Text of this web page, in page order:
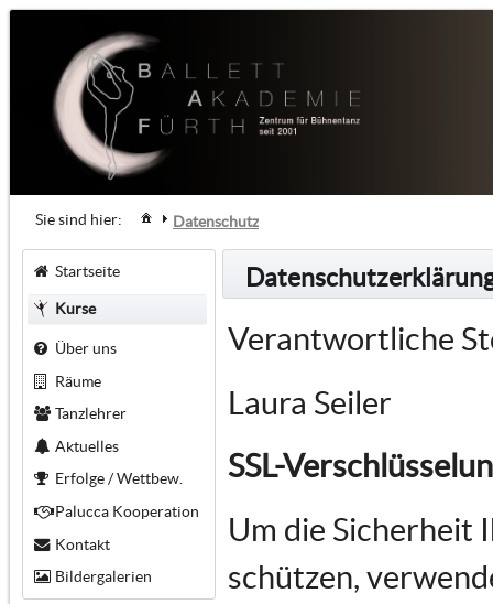
Sie sind hier: Datenschutz
Startseite
Kurse
Über uns
Räume
Tanzlehrer
Aktuelles
Erfolge / Wettbew.
Palucca Kooperation
Kontakt
Bildergalerien
Verantwortliche
Laura Seiler
SSL-
Um die Sicherheit
schützen,